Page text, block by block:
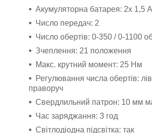
Акумуляторна батарея: 2x 1,5
Число передач: 2
Число обертів: 0-350 / 0-1100
Зчеплення: 21 положення
Макс. крутний момент: 25 Нм
Регулювання числа обертів:
праворуч
Свердлильний патрон: 10 мм
Час заряджання: 3 год
Світлодіодна підсвітка: так